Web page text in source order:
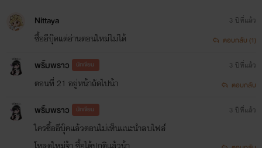
Nittaya
ซื้ออีบุ๊คแต่อ่านตอนใหม่ไม่ได้
3 ปีที่แล้ว
ตอบกลับ (1)
พริ้มพราว นักเขียน
ตอนที่ 21 อยู่หน้าถัดไปน้า
3 ปีที่แล้ว
ตอบกลับ
พริ้มพราว นักเขียน
ใครซื้ออีบุ๊คแล้วตอนไม่เห็นแนะนำลบไฟล์
3 ปีที่แล้ว